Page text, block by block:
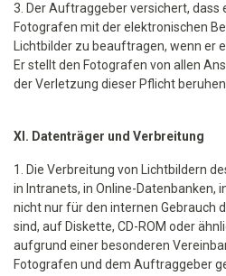
3. Der Auftraggeber versichert, dass
Fotografen mit der elektronischen
Lichtbilder zu beauftragen, wenn er
Er stellt den Fotografen von allen
der Verletzung dieser Pflicht
XI. Datenträger und Verbreitung
1. Die Verbreitung von Lichtbildern
in Intranets, in Online-Datenbanken,
nicht nur für den internen Gebrauch
sind, auf Diskette, CD-ROM oder
aufgrund einer besonderen
Fotografen und dem Auftraggeber